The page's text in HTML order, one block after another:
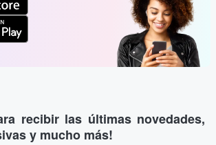
recibir las últimas novedades,
y mucho más!